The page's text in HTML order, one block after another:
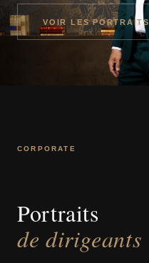
VOIR LES PORTRAITS
CORPORATE
Portraits
de dirigeants